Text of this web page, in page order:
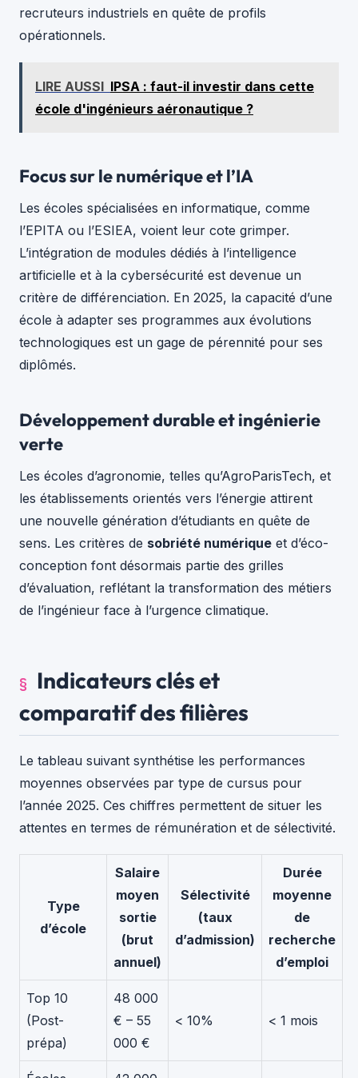
recruteurs industriels en quête de profils
opérationnels.
LIRE AUSSI IPSA : faut-il investir dans cette
école d'ingénieurs aéronautique ?
Focus sur le numérique et l’IA
Les écoles spécialisées en informatique, comme
l’EPITA ou l’ESIEA, voient leur cote grimper.
L’intégration de modules dédiés à l’intelligence
artificielle et à la cybersécurité est devenue un
critère de différenciation. En 2025, la capacité d’une
école à adapter ses programmes aux évolutions
technologiques est un gage de pérennité pour ses
diplômés.
Développement durable et ingénierie
verte
Les écoles d’agronomie, telles qu’AgroParisTech, et
les établissements orientés vers l’énergie attirent
une nouvelle génération d’étudiants en quête de
sens. Les critères de sobriété numérique et d’éco-
conception font désormais partie des grilles
d’évaluation, reflétant la transformation des métiers
de l’ingénieur face à l’urgence climatique.
Indicateurs clés et
comparatif des filières
Le tableau suivant synthétise les performances
moyennes observées par type de cursus pour
l’année 2025. Ces chiffres permettent de situer les
attentes en termes de rémunération et de sélectivité.
Type
d’école
Salaire
moyen
sortie
(brut
annuel)
Sélectivité
(taux
d’admission)
Durée
moyenne
de
recherche
d’emploi
Top 10
(Post-
prépa)
48 000
€ – 55
000 €
< 10% < 1 mois